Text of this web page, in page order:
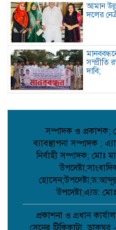
আমান
দলের
সম্প্রীতি
দাবি;
কবিতা:
আদালতে
সম্পাদক ও প্রকাশক;
ব্যাবস্থাপনা সম্পাদক ;
নির্বাহী সম্পাদক; মোঃ
উপদেষ্টা;এ্যড:
প্রকাশনা ও প্রধান
সেনের টিকিকাটা, ডাকঘর